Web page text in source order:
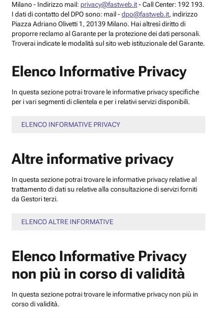
Milano - Indirizzo mail: privacy@fastweb.it- Call Center: 192 193.
I dati di contatto del DPO sono: mail -dpo@fastweb.it, indirizzo
Piazza Adriano Olivetti 1, 20139 Milano. Hai altresì diritto di
proporre reclamo al Garante per la protezione dei dati personali.
Troverai indicate le modalità sul sito web istituzionale del Garante.
Elenco Informative Privacy
In questa sezione potrai trovare le informative privacy specifiche
per i vari segmenti di clientela e per i relativi servizi disponibili.
ELENCO INFORMATIVE PRIVACY
Altre informative privacy
In questa sezione potrai trovare le informative privacy relative al
trattamento di dati su relative alla consultazione di servizi forniti
da Gestori terzi.
ELENCO ALTRE INFORMATIVE
Elenco Informative Privacy
non più in corso di validità
In questa sezione potrai trovare le informative privacy non più in
corso di validità.